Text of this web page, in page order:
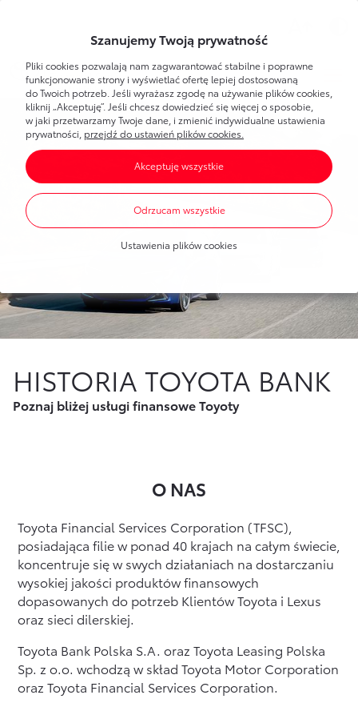
Szanujemy Twoją prywatność
Pliki cookies pozwalają nam zagwarantować stabilne i poprawne
funkcjonowanie strony i wyświetlać ofertę lepiej dostosowaną
do Twoich potrzeb. Jeśli wyrażasz zgodę na używanie plików cookies,
kliknij „Akceptuję”. Jeśli chcesz dowiedzieć się więcej o sposobie,
w jaki przetwarzamy Twoje dane, i zmienić indywidualne ustawienia
prywatności, przejdź do ustawień plików cookies.
Akceptuję wszystkie
Odrzucam wszystkie
Ustawienia plików cookies
Dla Ciebie
Produktydla każdego
Konta bankowe
Finansowanie Toyoty
Finansowanie Lexusa
Ubezpieczenia
Dla Firmy
Finansowanie Lexusa
Finansowanie aut dostawczych
Finansowanie Floty
Konta firmowe
ToyotaBank
Poznaj Bankowość Elektroniczną
Pierwsze logowanie
Umawianie wizyt w banku
Oprocentowanie
Mobilna Autoryzacja
ToyotaLeasing
Poznaj Portal Klienta
Zawarcie umowy online
Opłaty i prowizje
Znajdź Dilera
Dokumenty
Bezpieczeństwo
Często zadawane pytania
Strefa klienta
ToyotaBank
ToyotaLeasing
HISTORIA TOYOTA BANK
Poznaj bliżej usługi finansowe Toyoty
O NAS
Toyota Financial Services Corporation (TFSC),
posiadająca filie w ponad 40 krajach na całym świecie,
koncentruje się w swych działaniach na dostarczaniu
wysokiej jakości produktów finansowych
dopasowanych do potrzeb Klientów Toyota i Lexus
oraz sieci dilerskiej.
Toyota Bank Polska S.A. oraz Toyota Leasing Polska
Sp. z o.o. wchodzą w skład Toyota Motor Corporation
oraz Toyota Financial Services Corporation.